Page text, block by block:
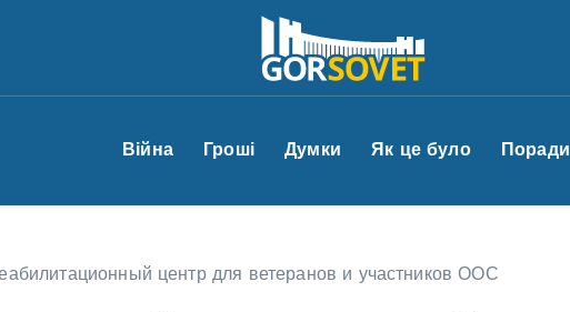
Війна Гроші Думки Як це було Поради
центр для ветеранов и участников ООС